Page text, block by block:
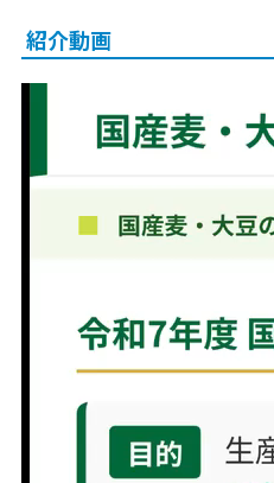
紹介動画